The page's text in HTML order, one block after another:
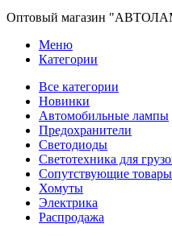
Оптовый магазин
Меню
Категории
Все категории
Новинки
Автомобильные лампы
Предохранители
Светодиоды
Светотехника для
Сопутствующие товары
Хомуты
Электрика
Распродажа